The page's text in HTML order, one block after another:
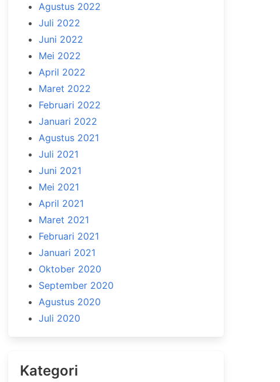
Agustus 2022
Juli 2022
Juni 2022
Mei 2022
April 2022
Maret 2022
Februari 2022
Januari 2022
Agustus 2021
Juli 2021
Juni 2021
Mei 2021
April 2021
Maret 2021
Februari 2021
Januari 2021
Oktober 2020
September 2020
Agustus 2020
Juli 2020
Kategori